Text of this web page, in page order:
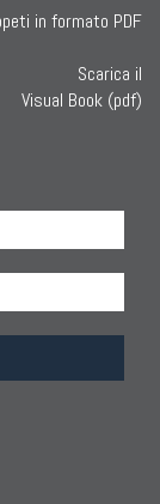
Scarica il
Visual Book (pdf)